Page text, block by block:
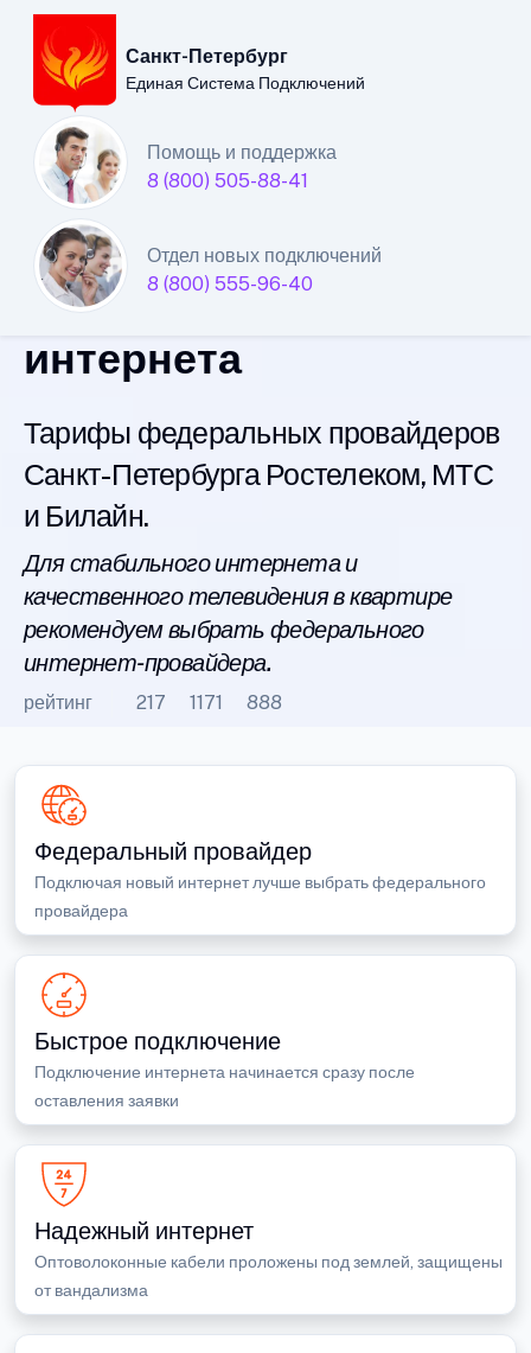
Санкт-Петербург
Единая Система Подключений
Помощь и поддержка
8 (800) 505-88-41
Отдел новых подключений
8 (800) 555-96-40
Санкт-Петербургский
филиал
Единой Системы
Подключений
интернета
Тарифы федеральных провайдеров
Санкт-Петербурга Ростелеком, МТС
и Билайн.
Для стабильного интернета и
качественного телевидения в квартире
рекомендуем выбрать федерального
интернет-провайдера.
рейтинг 217 1171 888
Федеральный провайдер
Подключая новый интернет лучше выбрать федерального
провайдера
Быстрое подключение
Подключение интернета начинается сразу после
оставления заявки
Надежный интернет
Оптоволоконные кабели проложены под землей, защищены
от вандализма